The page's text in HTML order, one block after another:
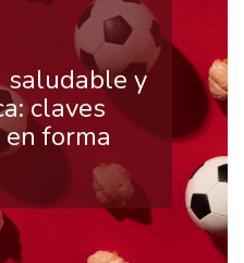
saludable y
claves
forma